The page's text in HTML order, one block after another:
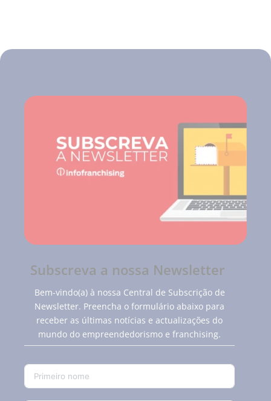
Subscreva a nossa Newsletter
Bem-vindo(a) à nossa Central de Subscrição de
Newsletter. Preencha o formulário abaixo para
receber as últimas notícias e actualizações do
mundo do empreendedorismo e franchising.